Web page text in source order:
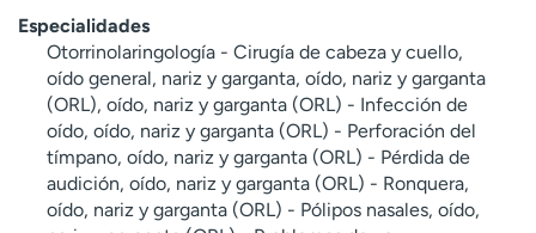
Especialidades
Otorrinolaringología - Cirugía de cabeza y cuello,
oído general, nariz y garganta, oído, nariz y garganta
(ORL), oído, nariz y garganta (ORL) - Infección de
oído, oído, nariz y garganta (ORL) - Perforación del
tímpano, oído, nariz y garganta (ORL) - Pérdida de
audición, oído, nariz y garganta (ORL) - Ronquera,
oído, nariz y garganta (ORL) - Pólipos nasales, oído,